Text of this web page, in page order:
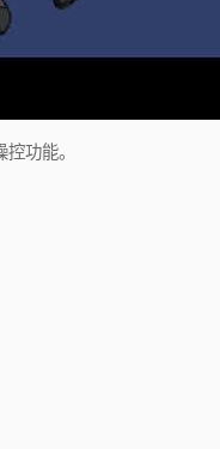
功能。